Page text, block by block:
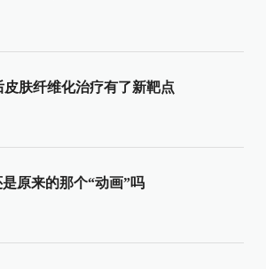
肤纤维化治疗有了新靶点
原来的那个“动画”吗